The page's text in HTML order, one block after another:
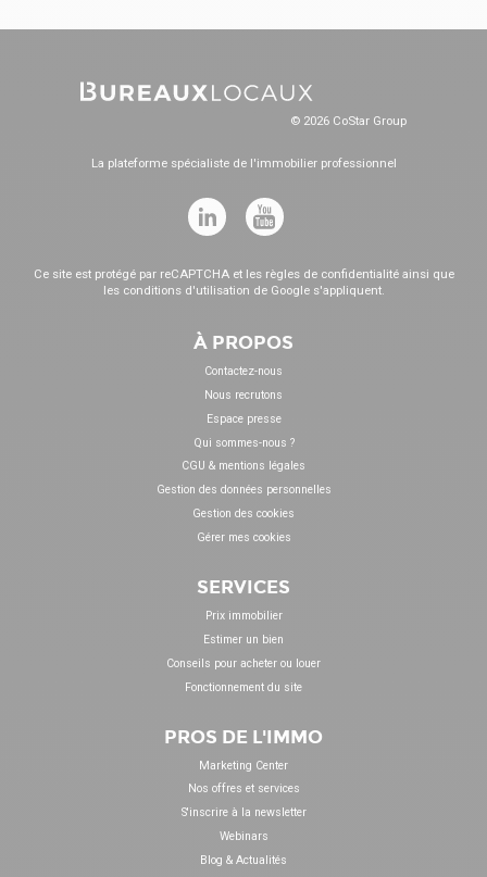
© 2026 CoStar Group
La plateforme spécialiste de l'immobilier professionnel
Ce site est protégé par reCAPTCHA et les règles de confidentialitéainsi que
les conditions d'utilisation de Google s'appliquent.
À PROPOS
Contactez-nous
Nous recrutons
Espace presse
Qui sommes-nous ?
CGU & mentions légales
Gestion des données personnelles
Gestion des cookies
Gérer mes cookies
SERVICES
Prix immobilier
Estimer un bien
Conseils pour acheter ou louer
Fonctionnement du site
PROS DE L'IMMO
Marketing Center
Nos offres et services
S'inscrire à la newsletter
Webinars
Blog & Actualités